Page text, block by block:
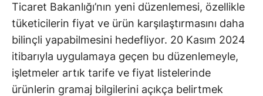
Ticaret Bakanlığı’nın yeni düzenlemesi, özellikle
tüketicilerin fiyat ve ürün karşılaştırmasını daha
bilinçli yapabilmesini hedefliyor. 20 Kasım 2024
itibarıyla uygulamaya geçen bu düzenlemeyle,
işletmeler artık tarife ve fiyat listelerinde
ürünlerin gramaj bilgilerini açıkça belirtmek